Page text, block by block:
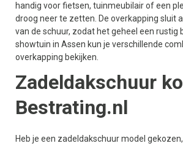
handig voor fietsen, tuinmeubilair of een
droog neer te zetten. De overkapping sluit
van de schuur, zodat het geheel een rustig
showtuin in Assen kun je verschillende
overkapping bekijken.
Zadeldakschuur
Bestrating.nl
Heb je een zadeldakschuur model